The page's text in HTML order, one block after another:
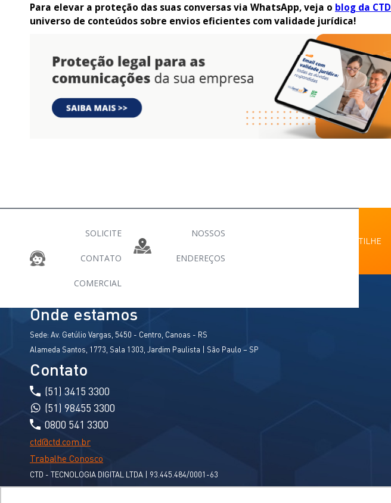
Para elevar a proteção das suas conversas via WhatsApp, veja o blog da CTD
universo de conteúdos sobre envios eficientes com validade jurídica!
SOLICITE
CONTATO
COMERCIAL
NOSSOS
ENDEREÇOS
COMPARTILHE
Onde estamos
Sede: Av. Getúlio Vargas, 5450 - Centro, Canoas - RS
Alameda Santos, 1773, Sala 1303, Jardim Paulista | São Paulo – SP
Contato
(51) 3415 3300
(51) 98455 3300
0800 541 3300
ctd@ctd.com.br
Trabalhe Conosco
CTD - TECNOLOGIA DIGITAL LTDA | 93.445.484/0001-63